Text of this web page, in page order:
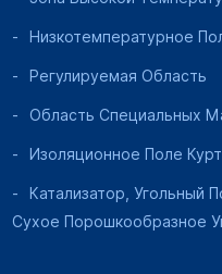
Низкотемпературное
Регулируемая Область
Область Специальных
Изоляционное Поле
Катализатор, Угольный
Сухое Порошкообразное